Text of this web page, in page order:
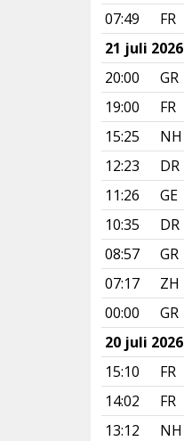
07:49
FR
21 juli 2026
20:00
GR
19:00
FR
15:25
NH
12:23
DR
11:26
GE
10:35
DR
08:57
GR
07:17
ZH
00:00
GR
20 juli 2026
15:10
FR
14:02
FR
13:12
NH